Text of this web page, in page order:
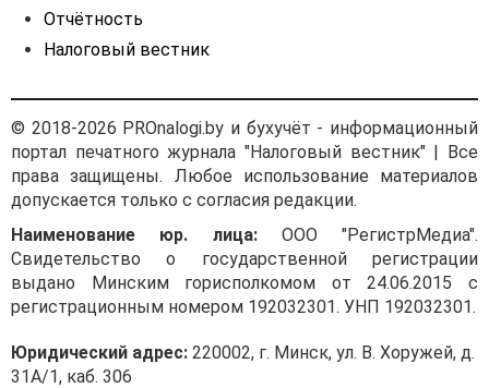
Отчётность
Налоговый вестник
© 2018-2026 PROnalogi.by и бухучёт - информационный
портал печатного журнала "Налоговый вестник" | Все
права защищены. Любое использование материалов
допускается только с согласия редакции.
Наименование юр. лица:ООО "РегистрМедиа".
Свидетельство о государственной регистрации
выдано Минским горисполкомом от 24.06.2015 с
регистрационным номером 192032301. УНП 192032301.
Юридический адрес: 220002, г. Минск, ул. В. Хоружей, д.
31А/1, каб. 306